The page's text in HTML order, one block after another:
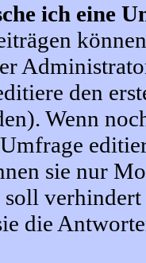
ich eine
den
Wenn
sie nur
die